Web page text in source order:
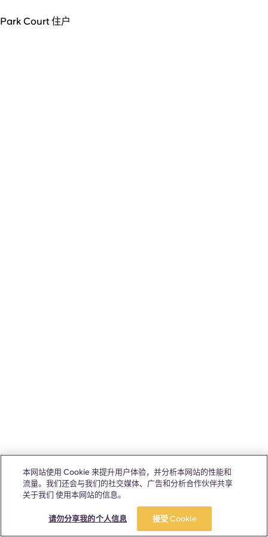
Park Court 住户
本网站使用 Cookie 来提升用户体验，并分析本网站的性能和
流量。我们还会与我们的社交媒体、广告和分析合作伙伴共享
关于我们 使用本网站的信息。
请勿分享我的个人信息 接受 Cookie